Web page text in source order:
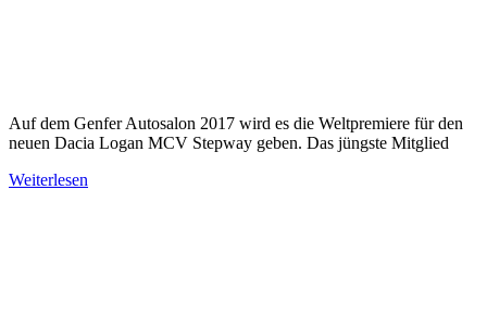
Auf dem Genfer Autosalon 2017 wird es die Weltpremiere für den
neuen Dacia Logan MCV Stepway geben. Das jüngste Mitglied
Weiterlesen